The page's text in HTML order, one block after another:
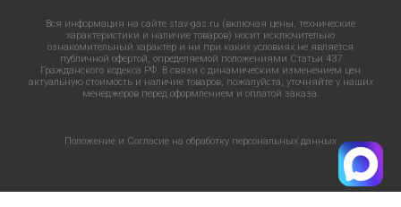
Вся информация на сайте stav-gas.ru (включая цены, технические
характеристики и наличие товаров) носит исключительно
ознакомительный характер и ни при каких условиях не является
публичной офертой, определяемой положениями Статьи 437
Гражданского кодекса РФ. В связи с динамическим изменением цен
актуальную стоимость и наличие товаров, пожалуйста, уточняйте у наших
менеджеров перед оформлением и оплатой заказа.
Положение и Согласие на обработку персональных данных